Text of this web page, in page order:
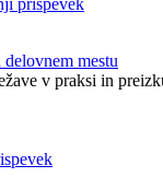
mestu
v praksi in